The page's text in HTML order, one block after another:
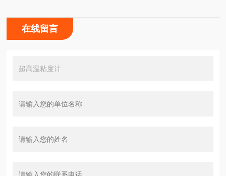
在线留言